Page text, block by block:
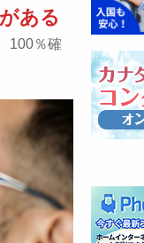
ある
100％確